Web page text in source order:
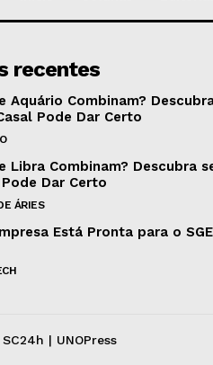
recentes
Aquário Combinam?
Pode Dar Certo
Libra Combinam? Descubra
Dar Certo
ÁRIES
Está Pronta para o
| UNOPress